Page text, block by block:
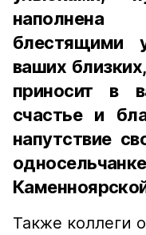
наполнена
блестящими
ваших
приносит в
счастье и
напутствие
Также коллеги